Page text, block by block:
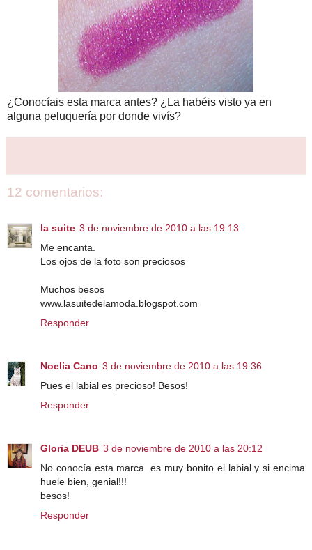
¿Conocíais esta marca antes? ¿La habéis visto ya en
alguna peluquería por donde vivís?
12 comentarios:
la suite 3 de noviembre de 2010 a las 19:13
Me encanta.
Los ojos de la foto son preciosos
Muchos besos
www.lasuitedelamoda.blogspot.com
Responder
Noelia Cano 3 de noviembre de 2010 a las 19:36
Pues el labial es precioso! Besos!
Responder
Gloria DEUB 3 de noviembre de 2010 a las 20:12
No conocía esta marca. es muy bonito el labial y si encima
huele bien, genial!!!
besos!
Responder